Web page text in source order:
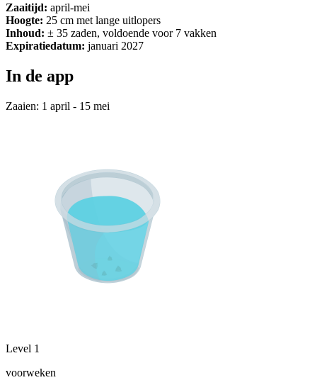
Zaaitijd: april-mei
Hoogte: 25 cm met lange uitlopers
Inhoud: ± 35 zaden, voldoende voor 7 vakken
Expiratiedatum: januari 2027
In de app
Zaaien: 1 april - 15 mei
Level 1
voorweken